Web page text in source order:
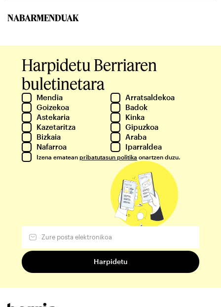
NABARMENDUAK
Harpidetu Berriaren
buletinetara
Mendia
Arratsaldekoa
Goizekoa
Badok
Astekaria
Kinka
Kazetaritza
Gipuzkoa
Bizkaia
Araba
Nafarroa
Iparraldea
Izena ematean pribatutasun politika onartzen duzu.